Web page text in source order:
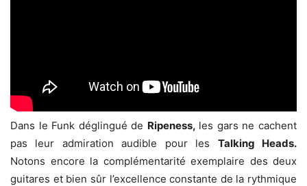
Dans le Funk déglingué de Ripeness, les gars ne cachent
pas leur admiration audible pour les Talking Heads.
Notons encore la complémentarité exemplaire des deux
guitares et bien sûr l’excellence constante de la rythmique